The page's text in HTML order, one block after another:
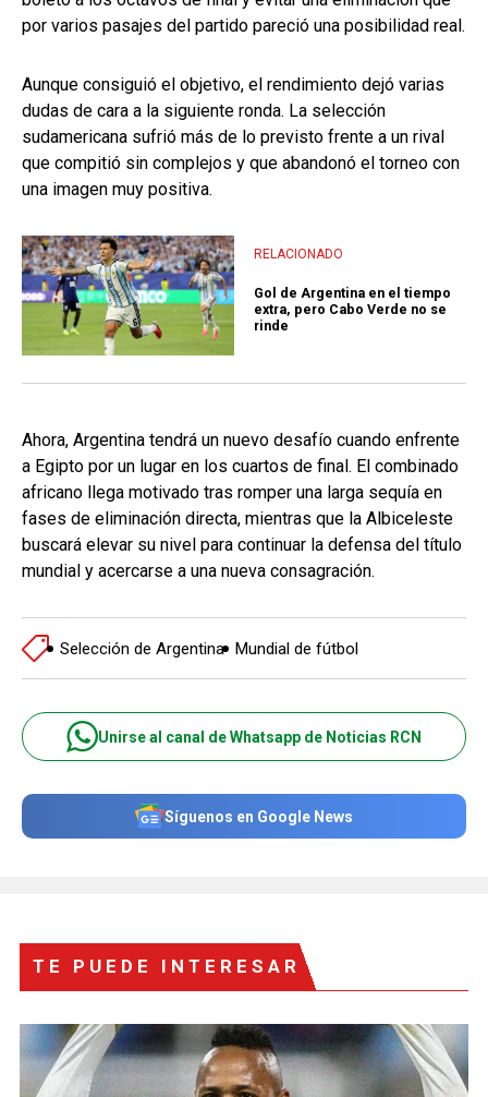
por varios pasajes del partido pareció una posibilidad real.
Aunque consiguió el objetivo, el rendimiento dejó varias
dudas de cara a la siguiente ronda. La selección
sudamericana sufrió más de lo previsto frente a un rival
que compitió sin complejos y que abandonó el torneo con
una imagen muy positiva.
RELACIONADO
Gol de Argentina en el tiempo
extra, pero Cabo Verde no se
rinde
Ahora, Argentina tendrá un nuevo desafío cuando enfrente
a Egipto por un lugar en los cuartos de final. El combinado
africano llega motivado tras romper una larga sequía en
fases de eliminación directa, mientras que la Albiceleste
buscará elevar su nivel para continuar la defensa del título
mundial y acercarse a una nueva consagración.
Selección de Argentina Mundial de fútbol
Unirse al canal de Whatsapp de Noticias RCN
Síguenos en Google News
TE PUEDE INTERESAR